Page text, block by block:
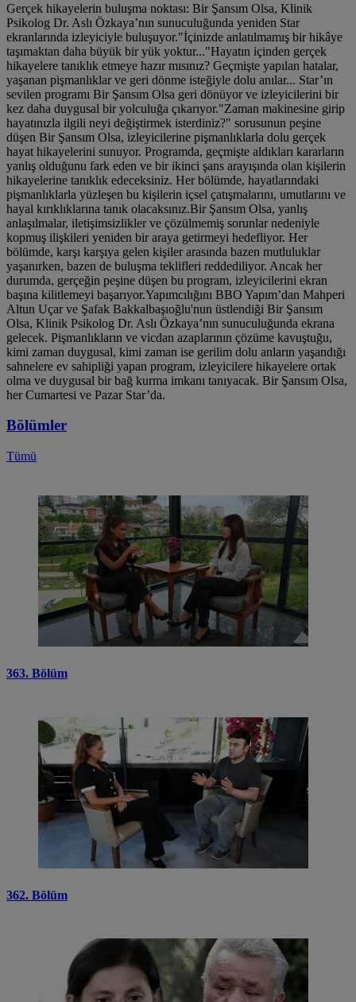
Gerçek hikayelerin buluşma noktası: Bir Şansım Olsa, Klinik
Psikolog Dr. Aslı Özkaya’nın sunuculuğunda yeniden Star
ekranlarında izleyiciyle buluşuyor."İçinizde anlatılmamış bir hikâye
taşımaktan daha büyük bir yük yoktur..."Hayatın içinden gerçek
hikayelere tanıklık etmeye hazır mısınız? Geçmişte yapılan hatalar,
yaşanan pişmanlıklar ve geri dönme isteğiyle dolu anılar... Star’ın
sevilen programı Bir Şansım Olsa geri dönüyor ve izleyicilerini bir
kez daha duygusal bir yolculuğa çıkarıyor."Zaman makinesine girip
hayatınızla ilgili neyi değiştirmek isterdiniz?" sorusunun peşine
düşen Bir Şansım Olsa, izleyicilerine pişmanlıklarla dolu gerçek
hayat hikayelerini sunuyor. Programda, geçmişte aldıkları kararların
yanlış olduğunu fark eden ve bir ikinci şans arayışında olan kişilerin
hikayelerine tanıklık edeceksiniz. Her bölümde, hayatlarındaki
pişmanlıklarla yüzleşen bu kişilerin içsel çatışmalarını, umutlarını ve
hayal kırıklıklarına tanık olacaksınız.Bir Şansım Olsa, yanlış
anlaşılmalar, iletişimsizlikler ve çözülmemiş sorunlar nedeniyle
kopmuş ilişkileri yeniden bir araya getirmeyi hedefliyor. Her
bölümde, karşı karşıya gelen kişiler arasında bazen mutluluklar
yaşanırken, bazen de buluşma teklifleri reddediliyor. Ancak her
durumda, gerçeğin peşine düşen bu program, izleyicilerini ekran
başına kilitlemeyi başarıyor.Yapımcılığını BBO Yapım’dan Mahperi
Altun Uçar ve Şafak Bakkalbaşıoğlu'nun üstlendiği Bir Şansım
Olsa, Klinik Psikolog Dr. Aslı Özkaya’nın sunuculuğunda ekrana
gelecek. Pişmanlıkların ve vicdan azaplarının çözüme kavuştuğu,
kimi zaman duygusal, kimi zaman ise gerilim dolu anların yaşandığı
sahnelere ev sahipliği yapan program, izleyicilere hikayelere ortak
olma ve duygusal bir bağ kurma imkanı tanıyacak. Bir Şansım Olsa,
her Cumartesi ve Pazar Star’da.
Bölümler
Tümü
363. Bölüm
362. Bölüm